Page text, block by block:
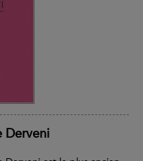
Derveni